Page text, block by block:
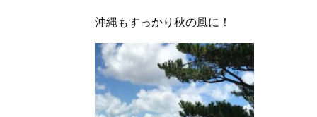
沖縄もすっかり秋の風に！